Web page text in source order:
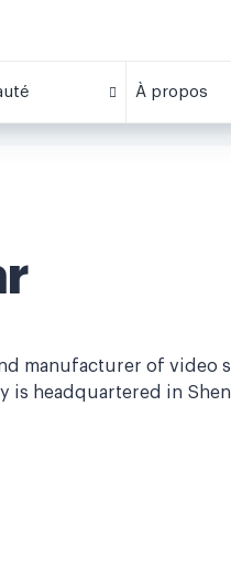
À propos
manufacturer of video
is headquartered in